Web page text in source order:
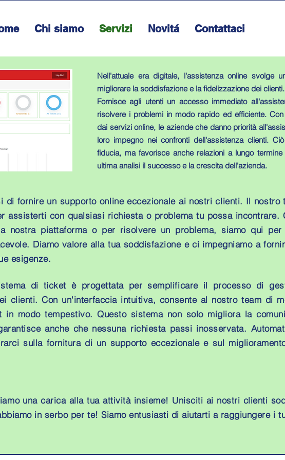
Chi siamo Servizi Novitá Contattaci
Nell'attuale era digitale, l'assistenza online svolge
migliorare la soddisfazione e la fidelizzazione dei clienti.
Fornisce agli utenti un accesso immediato
risolvere i problemi in modo rapido ed efficiente.
dai servizi online, le aziende che danno priorità
loro impegno nei confronti dell'assistenza clienti.
fiducia, ma favorisce anche relazioni a lungo
ultima analisi il successo e la crescita dell'azienda.
di fornire un supporto online eccezionale ai nostri clienti. Il nostro
assisterti con qualsiasi richiesta o problema tu possa incontrare.
nostra piattaforma o per risolvere un problema, siamo qui
Diamo valore alla tua soddisfazione e ci impegniamo a
esigenze.
di ticket è progettata per semplificare il processo di
clienti. Con un'interfaccia intuitiva, consente al nostro team di
modo tempestivo. Questo sistema non solo migliora la
anche che nessuna richiesta passi inosservata.
sulla fornitura di un supporto eccezionale e sul
una carica alla tua attività insieme! Unisciti ai nostri clienti
in serbo per te! Siamo entusiasti di aiutarti a raggiungere i